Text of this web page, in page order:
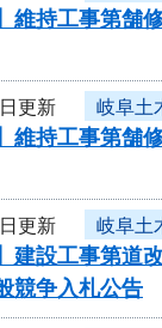
維持工事第
更新 岐阜土
維持工事第
更新 岐阜土
】建設工事第
競争入札公告